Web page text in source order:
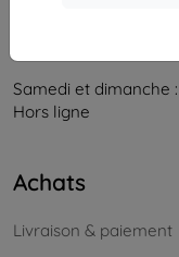
Samedi et dimanche :
Hors ligne
Achats
Livraison & paiement